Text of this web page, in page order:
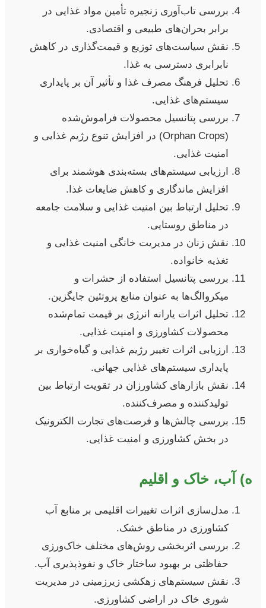
بررسی تاب‌آوری زنجیره تأمین مواد غذایی در
برابر بحران‌های طبیعی و اقتصادی.
نقش سیاست‌های توزیع و قیمت‌گذاری در کاهش
نابرابری دسترسی به غذا.
تحلیل فرهنگ مصرف غذا و تأثیر آن بر پایداری
سیستم‌های غذایی.
بررسی پتانسیل محصولات فراموش‌شده
(Orphan Crops) در افزایش تنوع رژیم غذایی و
امنیت غذایی.
ارزیابی سیستم‌های بسته‌بندی هوشمند برای
افزایش ماندگاری و کاهش ضایعات غذا.
تحلیل ارتباط بین امنیت غذایی و سلامت جامعه
در مناطق روستایی.
نقش زنان در مدیریت خانگی امنیت غذایی و
تغذیه خانواده.
بررسی پتانسیل استفاده از حشرات و
میکروالگ‌ها به عنوان منابع پروتئین جایگزین.
تحلیل اثرات یارانه انرژی بر قیمت تمام‌شده
محصولات کشاورزی و امنیت غذایی.
ارزیابی اثرات تغییر رژیم غذایی و گیاه‌خواری بر
پایداری سیستم‌های غذایی جهانی.
نقش بازارهای کشاورزان در تقویت ارتباط بین
تولیدکننده و مصرف‌کننده.
بررسی چالش‌ها و فرصت‌های تجارت الکترونیک
در بخش کشاورزی و امنیت غذایی.
ه) آب، خاک و اقلیم
مدل‌سازی اثرات تغییرات اقلیمی بر منابع آب
کشاورزی در مناطق خشک.
بررسی اثربخشی روش‌های مختلف خاک‌ورزی
حفاظتی بر بهبود ساختار خاک و نفوذپذیری آب.
نقش سیستم‌های زهکشی زیرزمینی در مدیریت
شوری خاک در اراضی کشاورزی.